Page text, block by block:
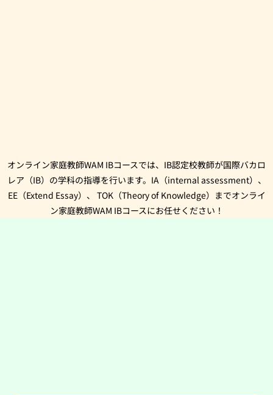
オンライン家庭教師WAM IBコースでは、IB認定校教師が国際バカロ
レア（IB）の学科の指導を行います。IA（internal assessment）、
EE（Extend Essay）、 TOK（Theory of Knowledge）までオンライ
ン家庭教師WAM IBコースにお任せください！